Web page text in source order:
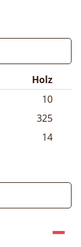
Holz
10
325
14